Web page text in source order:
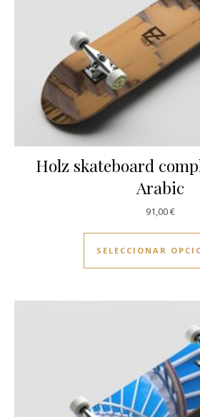
Holz skateboard
Arabic
91,00€
SELECCIONAR